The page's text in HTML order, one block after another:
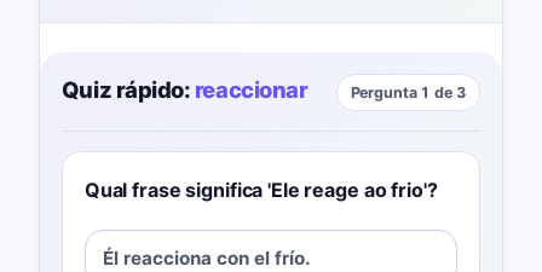
Quiz rápido: reaccionar Pergunta 1 de 3
Qual frase significa 'Ele reage ao frio'?
Él reacciona con el frío.